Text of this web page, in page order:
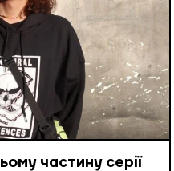
частину серії